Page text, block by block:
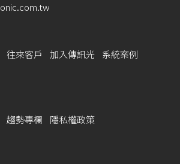
往來客戶 加入傳訊光
系統案例
趨勢專欄 隱私權政策